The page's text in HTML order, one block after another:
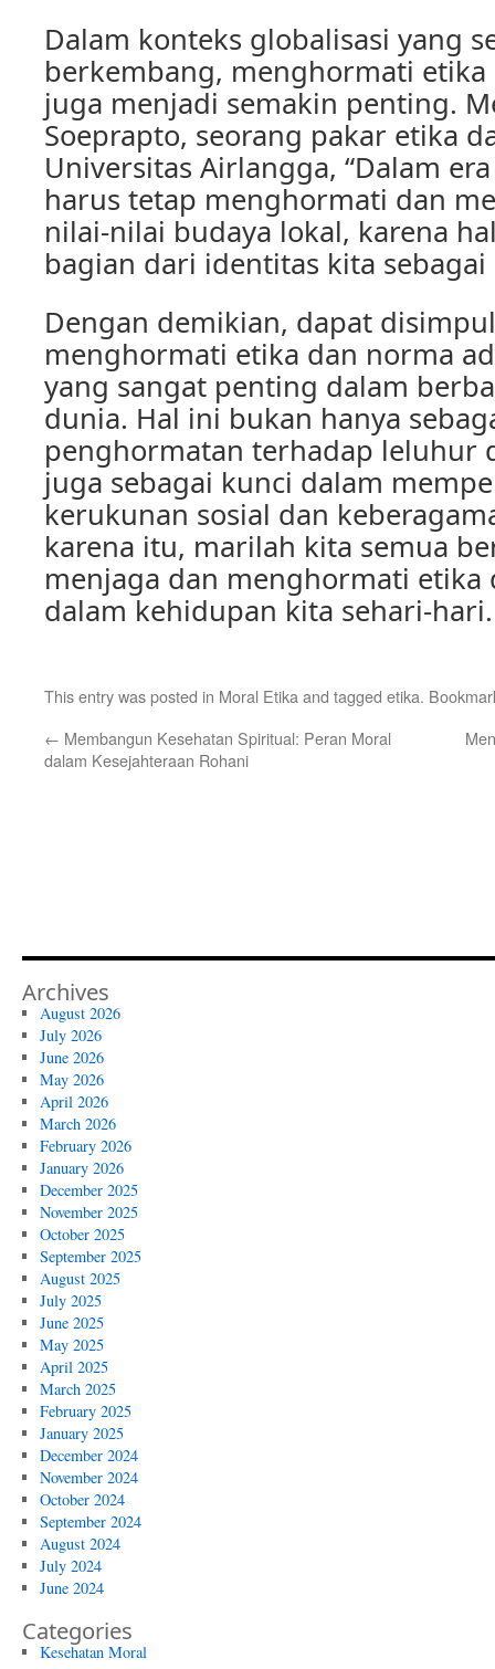
Dalam konteks globalisasi yang
berkembang, menghormati
juga menjadi semakin penting.
Soeprapto, seorang pakar etika
Universitas Airlangga, “Dalam
harus tetap menghormati dan
nilai-nilai budaya lokal, karena
bagian dari identitas kita sebagai
Dengan demikian, dapat
menghormati etika dan norma
yang sangat penting dalam
dunia. Hal ini bukan hanya
penghormatan terhadap leluhur
juga sebagai kunci dalam
kerukunan sosial dan
karena itu, marilah kita semua
menjaga dan menghormati etika
dalam kehidupan kita sehari-hari.
This entry was posted in Moral Etika and tagged etika.
← Membangun Kesehatan Spiritual: Peran Moral
dalam Kesejahteraan Rohani
Archives
August 2026
July 2026
June 2026
May 2026
April 2026
March 2026
February 2026
January 2026
December 2025
November 2025
October 2025
September 2025
August 2025
July 2025
June 2025
May 2025
April 2025
March 2025
February 2025
January 2025
December 2024
November 2024
October 2024
September 2024
August 2024
July 2024
June 2024
Categories
Kesehatan Moral